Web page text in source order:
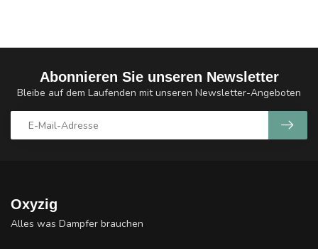
Abonnieren Sie unseren Newsletter
Bleibe auf dem Laufenden mit unseren Newsletter-Angeboten
Oxyzig
Alles was Dampfer brauchen